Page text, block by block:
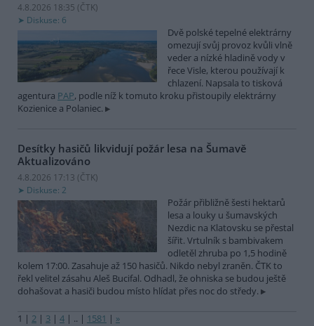
4.8.2026 18:35 (ČTK)
Diskuse: 6
Dvě polské tepelné elektrárny
omezují svůj provoz kvůli vlně
veder a nízké hladině vody v
řece Visle, kterou používají k
chlazení. Napsala to tisková
agentura PAP, podle níž k tomuto kroku přistoupily elektrárny
Kozienice a Polaniec.
Desítky hasičů likvidují požár lesa na Šumavě
Aktualizováno
4.8.2026 17:13 (ČTK)
Diskuse: 2
Požár přibližně šesti hektarů
lesa a louky u šumavských
Nezdic na Klatovsku se přestal
šířit. Vrtulník s bambivakem
odletěl zhruba po 1,5 hodině
kolem 17:00. Zasahuje až 150 hasičů. Nikdo nebyl zraněn. ČTK to
řekl velitel zásahu Aleš Bucifal. Odhadl, že ohniska se budou ještě
dohašovat a hasiči budou místo hlídat přes noc do středy.
1 | 2 | 3 | 4 | .. | 1581 | »